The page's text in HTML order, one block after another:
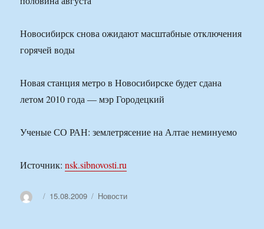
Новосибирск снова ожидают масштабные отключения
горячей воды
Новая станция метро в Новосибирске будет сдана
летом 2010 года — мэр Городецкий
Ученые СО РАН: землетрясение на Алтае неминуемо
Источник:nsk.sibnovosti.ru
АвторОпубликовано
15.08.2009 Рубрики
Новости